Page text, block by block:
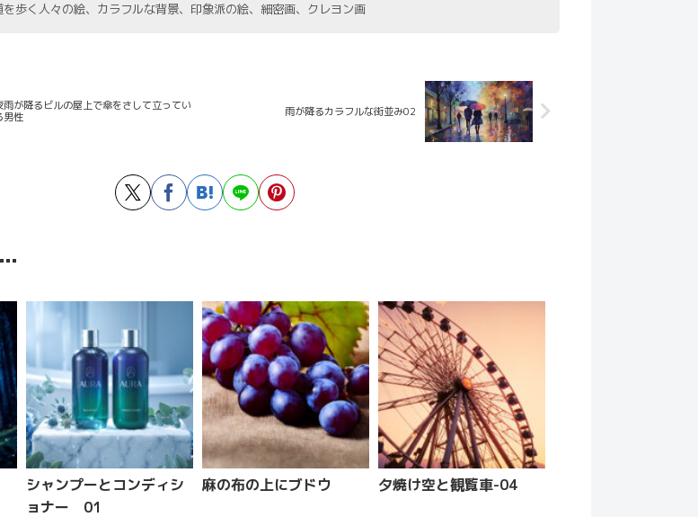
歩く人々の絵、カラフルな背景、印象派の絵、細密画、クレヨン画
雨が降るビルの屋上で傘をさして立ってい
男性
雨が降るカラフルな街並み02
シャンプーとコンディシ
ョナー 01
麻の布の上にブドウ 夕焼け空と観覧車-04